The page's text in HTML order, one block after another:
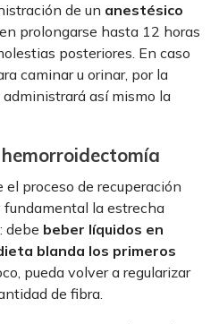
de un anestésico
prolongarse hasta 12 horas
posteriores. En caso
caminar u orinar, por la
así mismo la
el proceso de recuperación
fundamental la estrecha
debe beber líquidos en
blanda los primeros
pueda volver a regularizar
de fibra.